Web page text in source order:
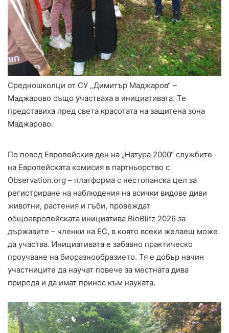
Средношколци от СУ „Димитър Маджаров“ –
Маджарово също участваха в инициативата. Те
представиха пред света красотата на защитена зона
Маджарово.
По повод Европейския ден на „Натура 2000“ службите
на Европейската комисия в партньорство с
Observation.org – платформа с нестопанска цел за
регистриране на наблюдения на всички видове диви
животни, растения и гъби, провеждат
общоевропейската инициатива BioBlitz 2026 за
държавите – членки на ЕС, в която всеки желаещ може
да участва. Инициативата е забавно практическо
проучване на биоразнообразието. Тя е добър начин
участниците да научат повече за местната дива
природа и да имат принос към науката.